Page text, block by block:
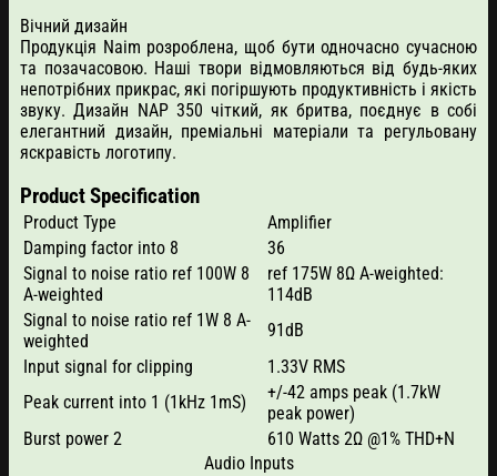
Вічний дизайн
Продукція Naim розроблена, щоб бути одночасно сучасною
та позачасовою. Наші твори відмовляються від будь-яких
непотрібних прикрас, які погіршують продуктивність і якість
звуку. Дизайн NAP 350 чіткий, як бритва, поєднує в собі
елегантний дизайн, преміальні матеріали та регульовану
яскравість логотипу.
Product Specification
Product Type
Amplifier
Damping factor into 8
36
Signal to noise ratio ref 100W 8
A-weighted
ref 175W 8Ω A-weighted:
114dB
Signal to noise ratio ref 1W 8 A-
weighted
91dB
Input signal for clipping
1.33V RMS
Peak current into 1 (1kHz 1mS)
+/-42 amps peak (1.7kW
peak power)
Burst power 2
610 Watts 2Ω @1% THD+N
Audio Inputs